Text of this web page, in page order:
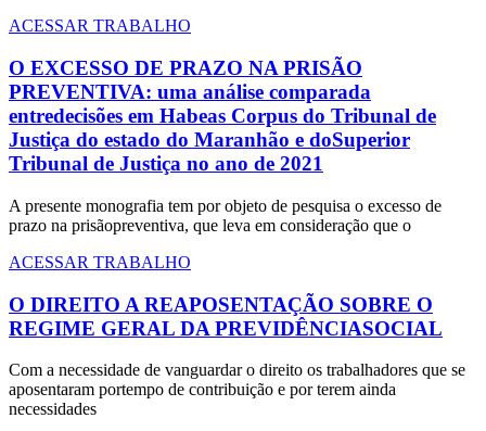
ACESSAR TRABALHO
O EXCESSO DE PRAZO NA PRISÃO
PREVENTIVA: uma análise comparada
entredecisões em Habeas Corpus do Tribunal de
Justiça do estado do Maranhão e doSuperior
Tribunal de Justiça no ano de 2021
A presente monografia tem por objeto de pesquisa o excesso de
prazo na prisãopreventiva, que leva em consideração que o
ACESSAR TRABALHO
O DIREITO A REAPOSENTAÇÃO SOBRE O
REGIME GERAL DA PREVIDÊNCIASOCIAL
Com a necessidade de vanguardar o direito os trabalhadores que se
aposentaram portempo de contribuição e por terem ainda
necessidades